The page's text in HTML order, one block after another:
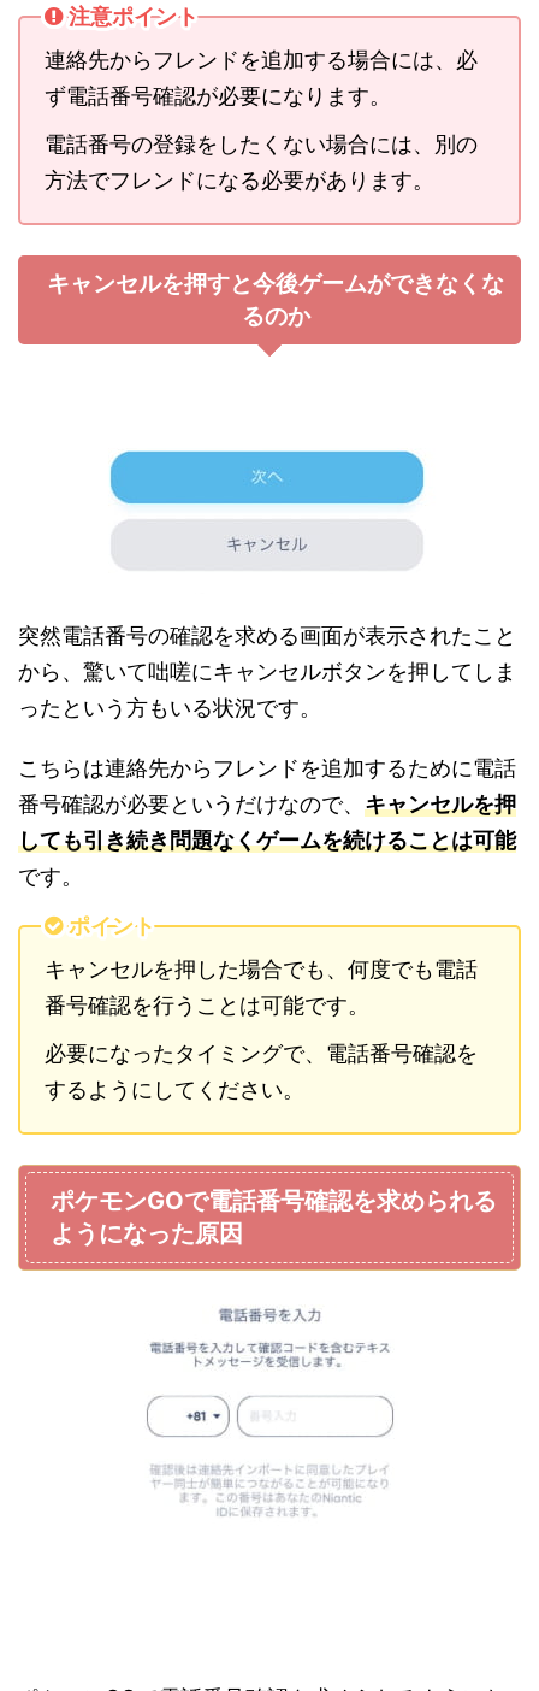
注意ポイント
連絡先からフレンドを追加する場合には、必
ず電話番号確認が必要になります。
電話番号の登録をしたくない場合には、別の
方法でフレンドになる必要があります。
キャンセルを押すと今後ゲームができなくな
るのか
突然電話番号の確認を求める画面が表示されたこと
から、驚いて咄嗟にキャンセルボタンを押してしま
ったという方もいる状況です。
こちらは連絡先からフレンドを追加するために電話
番号確認が必要というだけなので、 キャンセルを押
しても引き続き問題なくゲームを続けることは可能
です。
ポイント
キャンセルを押した場合でも、何度でも電話
番号確認を行うことは可能です。
必要になったタイミングで、電話番号確認を
するようにしてください。
ポケモンGOで電話番号確認を求められる
ようになった原因